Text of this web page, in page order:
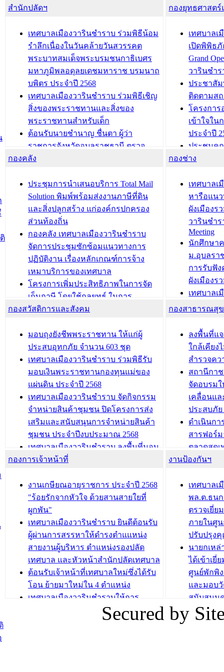
สำนักปลัดฯ
เทศบาลเมืองวารินชำราบ ร่วมพิธีน้อม
รำลึกเนื่องในวันคล้ายวันสวรรคต
พระบาทสมเด็จพระบรมชนกาธิเบศร
มหาภูมิพลอดุลยเดชมหาราช บรมนาถ
บพิตร ประจำปี 2568
เทศบาลเมืองวารินชำราบ ร่วมพิธีเชิญ
สิ่งของพระราชทานและสิ่งของ
พระราชทานสำหรับเด็ก
ต้อนรับนายชำนาญ ชื่นตา ผู้ว่า
ราชการจังหวัดอุบลราชธานี ตรวจ
ความเรียบร้อยของสถานที่ในการเตรี
องคมนตรี
สำนักทะเบียนท้องถิ่นเทศบาลเมือง
วารินชำราบ ดำเนินการมอบทะเบียน
บ้าน ทร.14 และบัตรประจำตัว
ประชาชนบุคคลประเภท 8 แก่บุคคลที่
ได้รับการเพิ่มชื่อในทะเบียนบ้าน
(ท.ร.14) กรณีคนไม่มีสัญชาติไทยได้รับ
อนุญาตให้มีถิ่นที่อยู่
ประชุมคณะกรรมการประเมินผลการ
ควบคุมภายในของ สำนัก/กอง/
โรงเรียน/ศูนย์พัฒนาเด็กเล็ก/สถานธนา
บทความ อื่นๆ ...
กองยุทธศาสต
เทศบาลเ
เปิดพิพิธภั
Grand
วารินชำร
ประชาสัม
ติดตามส
โครงกา
เข้าใจใน
ประจำปี
ประชุมค
ความเสี่ย
ประชุมที
ชีวา สร้า
ขับเคลื่อน
“เมืองแห่
บทความ อื่นๆ ...
กองคลัง
ประชุมการนำเสนอบริการ Total Mail
Solution พิมพ์พร้อมส่งงานภาษีที่ดิน
และสิ่งปลูกสร้าง แก่องค์กรปกครอง
ส่วนท้องถิ่น
กองคลัง เทศบาลเมืองวารินชำราบ
จัดการประชุมซักซ้อมแนวทางการ
ปฏิบัติงาน เรื่องหลักเกณฑ์การจ้าง
เหมาบริการของเทศบาล
โครงการเพิ่มประสิทธิภาพในการจัด
เก็บภาษี โดยใช้กลยุทธ์ ในการ
พัฒนาการจัดเก็บรายได้ ประจำปี พ.ศ.
เทศบาลเมืองวารินชำราบ ร่วมการ
ประชุมวิชาการระดับนานาชาติและ
นิทรรศการด้านนวัตกรรมท้องถิ่น 2568
และรับรางวัลทีมนักวิจัยดีเด่นจาก
นวัตกรรมโครงการทะเบียนภาษีป้าย
ประชุมผู้เช่าอาคารพาณิชย์ บริเวณ
ถนนเกษมสุขและถนนประทุมเทพภักดี
บทความ อื่นๆ ...
กองช่าง
เทศบาลเ
หารือแน
ผังเมืองร
วารินชำร
Meeting
นักศึกษา
ม.อุบลรา
การรับฟั
ผังเมืองร
เทศบาลเ
โครงการ
เทศบาล
รับฟังคว
ผังเมือง
วารินชำ
เทศบาล
ซักซ้อมแ
ประโยช
บทความ อื่นๆ ...
กองสวัสดิการและสังคม
มอบถุงยังชีพพระราชทาน ให้แก่ผู้
ประสบอุทกภัย จำนวน 603 ชุด
เทศบาลเมืองวารินชำราบ ร่วมพิธีรับ
มอบเงินพระราชทานกองทุนแม่ของ
แผ่นดิน ประจำปี 2568
เทศบาลเมืองวารินชำราบ จัดกิจกรรม
จำหน่ายสินค้าชุมชน ปิดโครงการส่ง
เสริมและสนับสนุนการจำหน่ายสินค้า
ชุมชน ประจำปีงบประมาณ 2568
เทศบาลเมืองวารินชำราบ ลงพื้นที่มอบ
น้ำดื่มแก่ผู้พักอาศัย ณ ศูนย์พักพิง
กองสวัสดิการสังคม เทศบาลเมือง
วารินชำราบ จัดโครงการอบรมอาชีพ
ระยะสั้น ประจำปี 2568 (หลักสูตรการ
ถักทอผลิตภัณฑ์จากถุงพลาสติก)
บทความ อื่นๆ ...
กองสาธารณสุ
ลงพื้นที่แ
ใกล้เคียง
สำรวจค
สถานีกา
จัดอบรม
เคลื่อนแ
ประสบภั
ดำเนินกา
สารฟอร์
ตลาดสดเ
วารินชำร
ถนนแก่เ
เด็กเล็ก
เทศบาลเ
ปรึกษาห
วัยของอ
บทความ อื่นๆ ...
กองการเจ้าหน้าที่
งานเกษียณอายุราชการ ประจำปี 2568
"ร้อยรักจากหัวใจ ด้วยสานสายใยที่
ผูกพัน"
เทศบาลเมืองวารินชำราบ ยินดีต้อนรับ
ผู้ผ่านการสรรหาให้ดำรงตำแแหน่ง
สายงานผู้บริหาร ตำแหน่งรองปลัด
เทศบาล และหัวหน้าสำนักปลัดเทศบาล
ต้อนรับเจ้าหน้าที่เทศบาลใหม่ซึ่งได้รับ
โอน ย้ายมาใหม่ใน 4 ตำแหน่ง
เทศบาลเมืองวารินชำราบให้การ
ต้อนรับพนักงานเทศบาลผู้ผ่านการ
สรรหาให้ดำรงตำแหน่งสายงานผู้
งานป้องกันฯ
เทศบาลเ
พล.ต.ธน
ตรวจเยี่ย
ภายในศู
ปรับปรุง
นายกเห
ได้เข้าเยี่
ศูนย์พักพิ
และมอบ
สนับสนุน
ภัยน้ำท่วม
ภาพบรร
Secured by